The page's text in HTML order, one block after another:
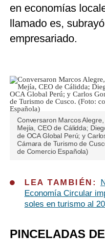
en economías
llamado es,
empresariado.
Conversaron Marcos
Mejía, CEO de Cálidda;
de OCA Global Perú; y
Cámara de Turismo de
de Comercio Española)
LEA TAMBIÉN:
Economía Circular
soles en turismo al
PINCELADAS